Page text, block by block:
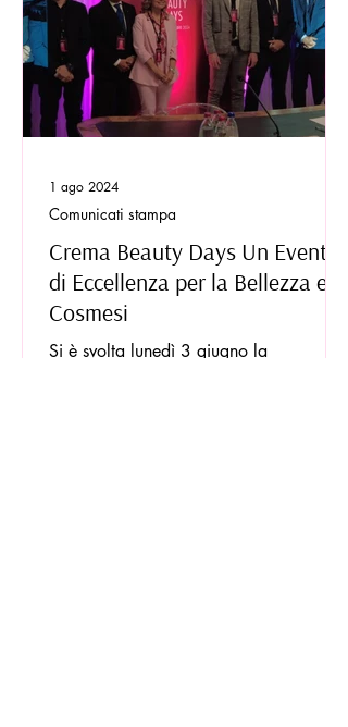
Crema Beauty Days Un Evento
di Eccellenza per la Bellezza e la
Cosmesi
Si è svolta lunedì 3 giugno la
Comunicati stampa
1 ago 2024